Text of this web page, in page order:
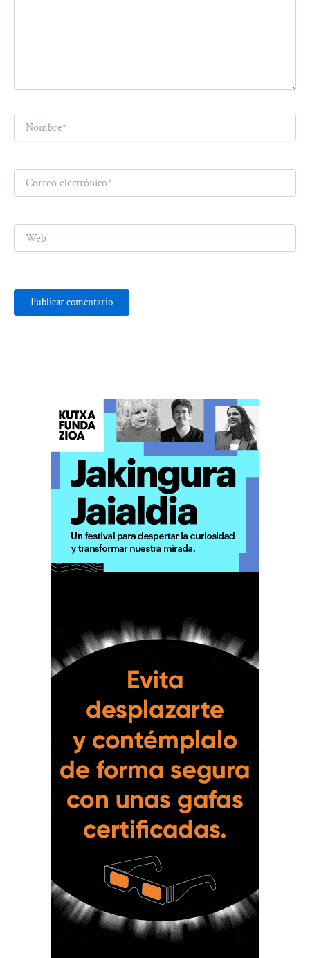
Correo
electrónico*
Web